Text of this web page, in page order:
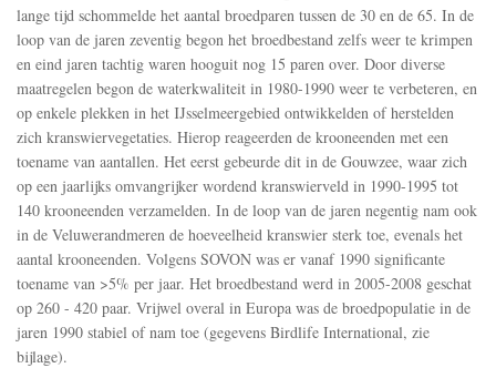
toe
lange tijd schommelde het aantal broedparen tussen de 30 en de 65. In de
loop van de jaren zeventig begon het broedbestand zelfs weer te krimpen
en eind jaren tachtig waren hooguit nog 15 paren over. Door diverse
maatregelen begon de waterkwaliteit in 1980-1990 weer te verbeteren, en
op enkele plekken in het IJsselmeergebied ontwikkelden of herstelden
zich kranswiervegetaties. Hierop reageerden de krooneenden met een
toename van aantallen. Het eerst gebeurde dit in de Gouwzee, waar zich
op een jaarlijks omvangrijker wordend kranswierveld in 1990-1995 tot
140 krooneenden verzamelden. In de loop van de jaren negentig nam ook
in de Veluwerandmeren de hoeveelheid kranswier sterk toe, evenals het
aantal krooneenden. Volgens SOVON was er vanaf 1990 significante
toename van >5% per jaar. Het broedbestand werd in 2005-2008 geschat
op 260 - 420 paar. Vrijwel overal in Europa was de broedpopulatie in de
jaren 1990 stabiel of nam toe (gegevens Birdlife International, zie
bijlage).